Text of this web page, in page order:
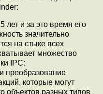
лет и за это время его
значительно
на стыке всех
множество
IPC:
преобразование
которые могут
объектов разных типов